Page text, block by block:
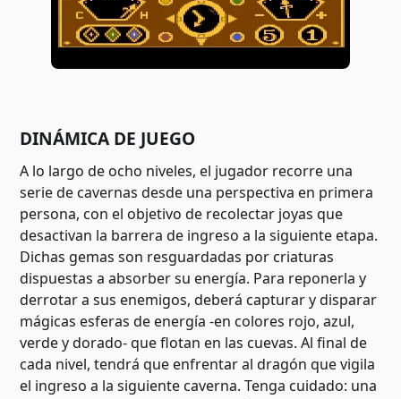
DINÁMICA DE JUEGO
A lo largo de ocho niveles, el jugador recorre una
serie de cavernas desde una perspectiva en primera
persona, con el objetivo de recolectar joyas que
desactivan la barrera de ingreso a la siguiente etapa.
Dichas gemas son resguardadas por criaturas
dispuestas a absorber su energía. Para reponerla y
derrotar a sus enemigos, deberá capturar y disparar
mágicas esferas de energía -en colores rojo, azul,
verde y dorado- que flotan en las cuevas. Al final de
cada nivel, tendrá que enfrentar al dragón que vigila
el ingreso a la siguiente caverna. Tenga cuidado: una